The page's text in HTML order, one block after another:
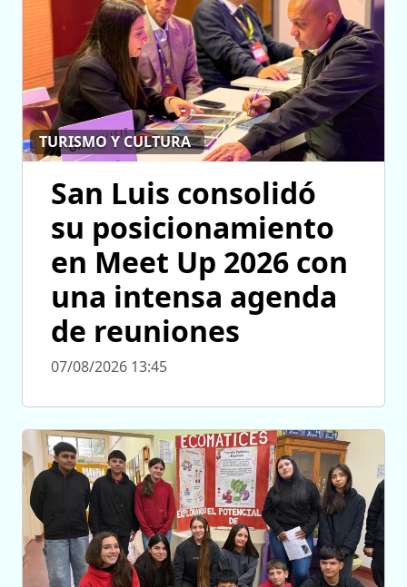
TURISMO Y CULTURA
San Luis consolidó
su posicionamiento
en Meet Up 2026 con
una intensa agenda
de reuniones
07/08/2026 13:45